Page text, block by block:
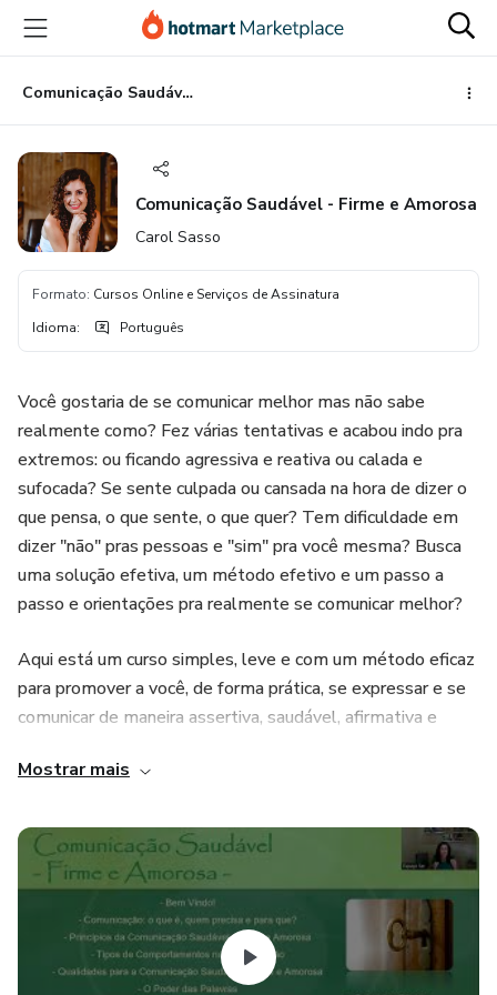
para
conteúdo
principal
para
pagamento
para
rodapé
Comunicação Saudável - Firme e Amorosa
Comunicação Saudável - Firme e Amorosa
Carol Sasso
Formato: Cursos Online e Serviços de Assinatura
Idioma: Português
Você gostaria de se comunicar melhor mas não sabe
realmente como? Fez várias tentativas e acabou indo pra
extremos: ou ficando agressiva e reativa ou calada e
sufocada? Se sente culpada ou cansada na hora de dizer o
que pensa, o que sente, o que quer? Tem dificuldade em
dizer "não" pras pessoas e "sim" pra você mesma? Busca
uma solução efetiva, um método efetivo e um passo a
passo e orientações pra realmente se comunicar melhor?
Aqui está um curso simples, leve e com um método eficaz
para promover a você, de forma prática, se expressar e se
comunicar de maneira assertiva, saudável, afirmativa e
- expressar suas necessidades e dizer mais “sim” pra você
- se posicionar de maneira firme e amorosa
- se comunicar de forma assertiva e saudável
Mostrar mais